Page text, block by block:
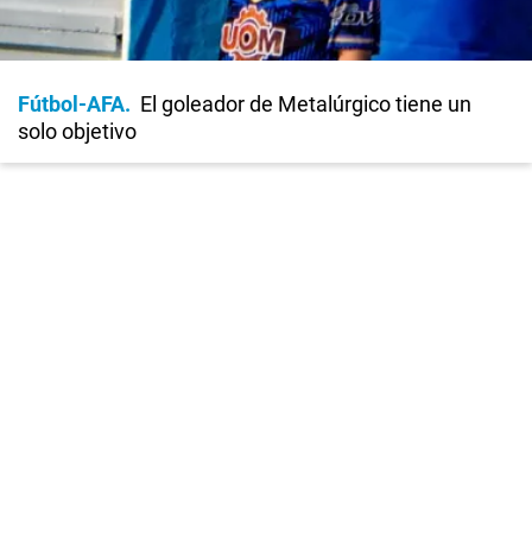
Fútbol-AFA
El goleador de Metalúrgico tiene un
solo objetivo